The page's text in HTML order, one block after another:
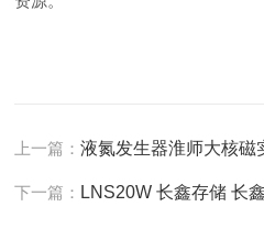
上一篇：液氮发生器淮师大核磁
下一篇： LNS20W 长鑫存储 长